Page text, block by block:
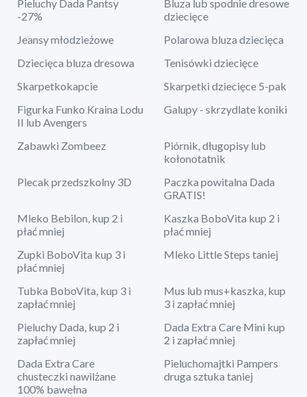
Pieluchy Dada Pantsy
-27%
Bluza lub spodnie dresowe
dziecięce
Jeansy młodzieżowe
Polarowa bluza dziecięca
Dziecięca bluza dresowa
Tenisówki dziecięce
Skarpetkokapcie
Skarpetki dziecięce 5-pak
Figurka Funko Kraina Lodu
II lub Avengers
Galupy - skrzydlate koniki
Zabawki Zombeez
Piórnik, długopisy lub
kołonotatnik
Plecak przedszkolny 3D
Paczka powitalna Dada
GRATIS!
Mleko Bebilon, kup 2 i
płać mniej
Kaszka BoboVita kup 2 i
płać mniej
Zupki BoboVita kup 3 i
płać mniej
Mleko Little Steps taniej
Tubka BoboVita, kup 3 i
zapłać mniej
Mus lub mus+kaszka, kup
3 i zapłać mniej
Pieluchy Dada, kup 2 i
zapłać mniej
Dada Extra Care Mini kup
2 i zapłać mniej
Dada Extra Care
chusteczki nawilżane
100% bawełna
Pieluchomajtki Pampers
druga sztuka taniej